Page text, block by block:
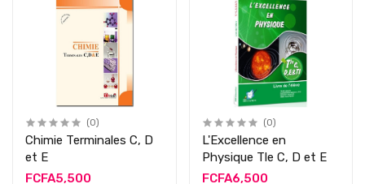
(0)
Chimie Terminales C, D
et E
FCFA5,500
(0)
L'Excellence en
Physique Tle C, D et E
FCFA6,500